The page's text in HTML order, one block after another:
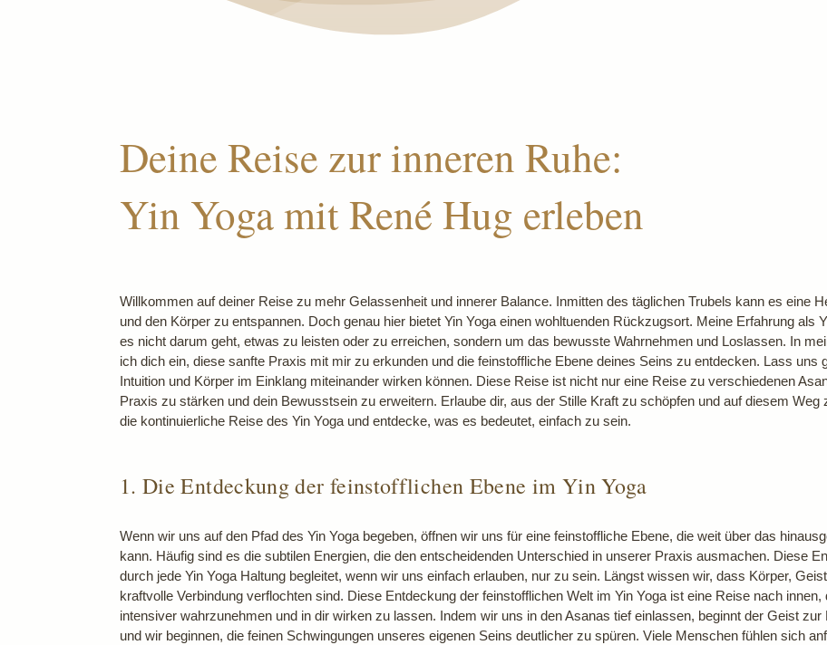
Deine Reise zur inneren Ruhe:
Yin Yoga mit René Hug erleben
Willkommen auf deiner Reise zu mehr Gelassenheit und innerer Balance. Inmitten des täglichen Trubels kann es eine
und den Körper zu entspannen. Doch genau hier bietet Yin Yoga einen wohltuenden Rückzugsort. Meine Erfahrung als
es nicht darum geht, etwas zu leisten oder zu erreichen, sondern um das bewusste Wahrnehmen und Loslassen. In
ich dich ein, diese sanfte Praxis mit mir zu erkunden und die feinstoffliche Ebene deines Seins zu entdecken. Lass uns
Intuition und Körper im Einklang miteinander wirken können. Diese Reise ist nicht nur eine Reise zu verschiedenen
Praxis zu stärken und dein Bewusstsein zu erweitern. Erlaube dir, aus der Stille Kraft zu schöpfen und auf diesem
die kontinuierliche Reise des Yin Yoga und entdecke, was es bedeutet, einfach zu sein.
1. Die Entdeckung der feinstofflichen Ebene im Yin Yoga
Wenn wir uns auf den Pfad des Yin Yoga begeben, öffnen wir uns für eine feinstoffliche Ebene, die weit über das
kann. Häufig sind es die subtilen Energien, die den entscheidenden Unterschied in unserer Praxis ausmachen. Diese
durch jede Yin Yoga Haltung begleitet, wenn wir uns einfach erlauben, nur zu sein. Längst wissen wir, dass Körper,
kraftvolle Verbindung verflochten sind. Diese Entdeckung der feinstofflichen Welt im Yin Yoga ist eine Reise nach
intensiver wahrzunehmen und in dir wirken zu lassen. Indem wir uns in den Asanas tief einlassen, beginnt der Geist
und wir beginnen, die feinen Schwingungen unseres eigenen Seins deutlicher zu spüren. Viele Menschen fühlen sich